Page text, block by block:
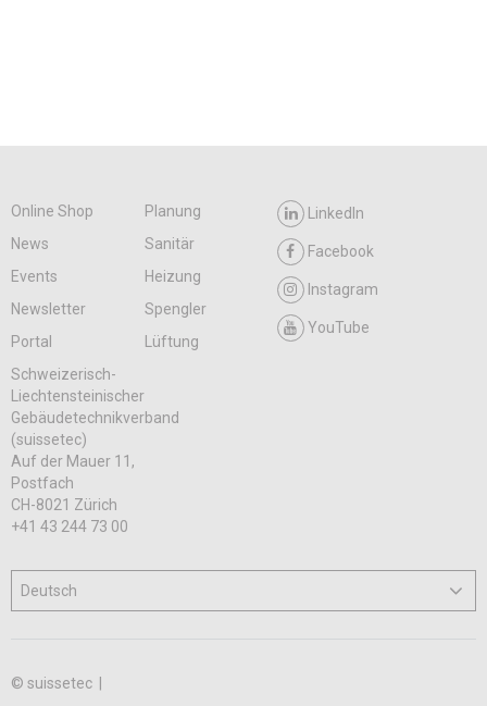
Online Shop
Planung
News
Sanitär
Events
Heizung
Newsletter
Spengler
Portal
Lüftung
LinkedIn
Facebook
Instagram
YouTube
Schweizerisch-
Liechtensteinischer
Gebäudetechnikverband
(suissetec)
Auf der Mauer 11,
Postfach
CH-8021 Zürich
+41 43 244 73 00
© suissetec |